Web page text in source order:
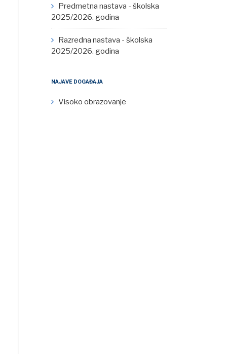
Predmetna nastava - školska
2025/2026. godina
Razredna nastava - školska
2025/2026. godina
NAJAVE DOGAĐAJA
Visoko obrazovanje